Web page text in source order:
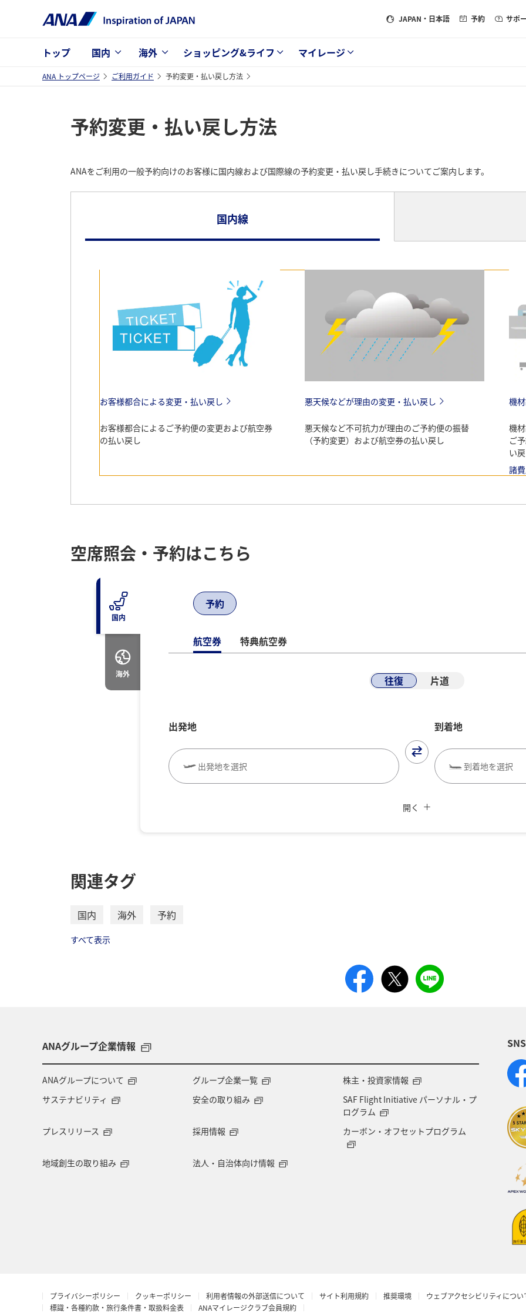
JAPAN ・日本語 予約 サポ
トップ 国内 海外 ショッピング&ライフ マイレージ
ANA トップページ ご利用ガイド 予約変更・払い戻し方法
予約変更・払い戻し方法
ANAをご利用の一般予約向けのお客様に国内線および国際線の予約変更・払い戻し手続きについてご案内します。
国内線
お客様都合による変更・払い戻し
お客様都合によるご予約便の変更および航空券
の払い戻し
悪天候などが理由の変更・払い戻し
悪天候など不可抗力が理由のご予約便の振替
（予約変更）および航空券の払い戻し
機
機
ご
い
諸
お客様都合による変更・払い戻し
お客様都合によるご予約便の変更および航空券
変更
空席照会・予約はこちら
国内
海外
予約
航空券 特典航空券
往復 片道
出発地
出発地を選択
到着地
到着地を選択
・表示金額と空席状況は最新ではない場合があります。[検索する]ボタンより最新の空席照会結果をご確認くだ
・「＊」は現在金額が確認できない都市・日付となります。空席照会結果画面にて最新の情報をご確認ください
、その他の各種税金、料金などが含まれます。
ります。
・ANA独自の相互利用可能空港(福岡/北九州/佐賀、広島/岩国)は2026年5月18日をもちまして終了となります。
複数都市で検索
開く
関連タグ
国内 海外 予約
すべて表示
ANAグループ企業情報
ANAグループについて グループ企業一覧
株主・投資家情報
サステナビリティ
安全の取り組み
SAF Flight Initiative パーソナル・プ
ログラム
プレスリリース
採用情報 カーボン・オフセットプログラム
地域創生の取り組み 法人・自治体向け情報
プライバシーポリシー クッキーポリシー 利用者情報の外部送信について サイト利用規約 推奨環境 ウェブアクセシビリティについ
標識・各種約款・旅行条件書・取扱料金表
ANAマイレージクラブ会員規約